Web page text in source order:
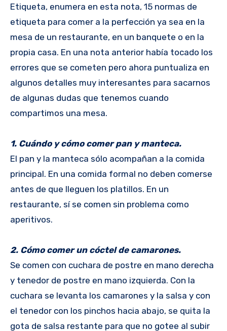
Etiqueta, enumera en esta nota, 15 normas de
etiqueta para comer a la perfección ya sea en la
mesa de un restaurante, en un banquete o en la
propia casa. En una nota anterior había tocado los
errores que se cometen pero ahora puntualiza en
algunos detalles muy interesantes para sacarnos
de algunas dudas que tenemos cuando
compartimos una mesa.
1. Cuándo y cómo comer pan y manteca.
El pan y la manteca sólo acompañan a la comida
principal. En una comida formal no deben comerse
antes de que lleguen los platillos. En un
restaurante, sí se comen sin problema como
aperitivos.
2. Cómo comer un cóctel de camarones.
Se comen con cuchara de postre en mano derecha
y tenedor de postre en mano izquierda. Con la
cuchara se levanta los camarones y la salsa y con
el tenedor con los pinchos hacia abajo, se quita la
gota de salsa restante para que no gotee al subir